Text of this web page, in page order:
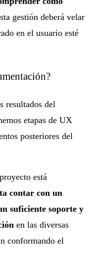
gestión deberá velar
en el usuario esté
resultados del
etapas de UX
posteriores del
está
contar con un
suficiente soporte y
en las diversas
conformando el